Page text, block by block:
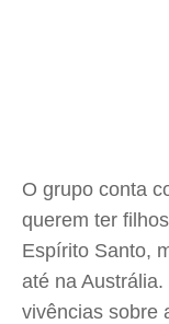
O grupo conta
querem ter
Espírito Santo,
até na
vivências sobre